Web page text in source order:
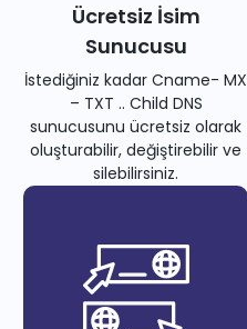
Ücretsiz İsim
Sunucusu
İstediğiniz kadar Cname- MX
– TXT .. Child DNS
sunucusunu ücretsiz olarak
oluşturabilir, değiştirebilir ve
silebilirsiniz.